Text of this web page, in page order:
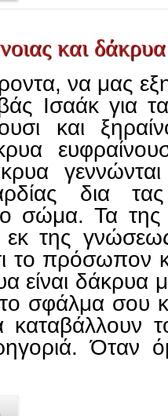
και δάκρυα
να μας
Ισαάκ για
και
δια
σώμα. Τα
εκ της
το πρόσωπον
είναι δάκρυα
το σφάλμα σου
καταβάλλουν
Όταν